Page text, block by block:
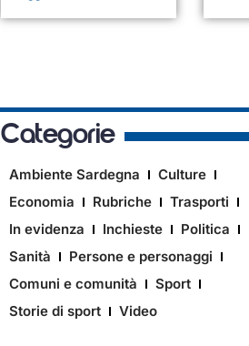
Categorie
Ambiente Sardegna
Culture
Economia
Rubriche
Trasporti
In evidenza
Inchieste
Politica
Sanità
Persone e personaggi
Comuni e comunità
Sport
Storie di sport
Video